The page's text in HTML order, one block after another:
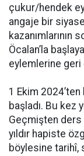
çukur/hendek
angaje bir
kazanımlarının
Öcalan’la
eylemlerine geri
1 Ekim
başladı. Bu kez
Geçmişten ders
yıldır hapiste
böylesine tarihî,